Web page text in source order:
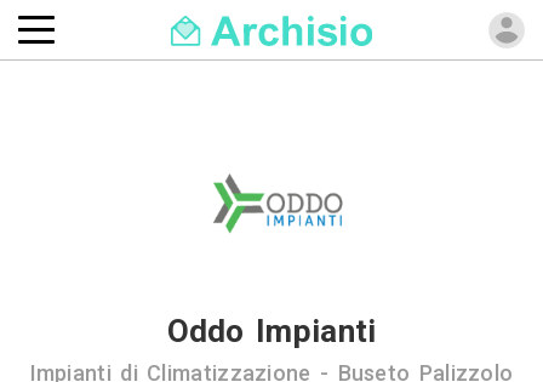
Oddo Impianti
Impianti di Climatizzazione - Buseto Palizzolo